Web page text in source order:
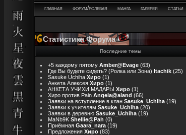
главная форум/ролевая манга галерея статьи
Статистика Форума
Последние темы
+5 каждому пятому Amber@Evage (63)
Где Вы будете сидеть? (Ролка или Зона) Itachik (25)
Sasuke Uchiha Хиро (1)
Анкета Алексея Хиро (1)
АНКЕТА УЧИХИ МАДАРЫ Хиро (1)
Хиро против Pain Angela@aland (66)
Заявки на вступление в клан Sasuke_Uchiha (19)
Заявки к учителям Sasuke_Uchiha (20)
Заявки в деревню Sasuke_Uchiha (19)
MaNb9K Shellie@Pah (0)
Приёмная Gaara_nara (19)
Предложения Хиро (83)